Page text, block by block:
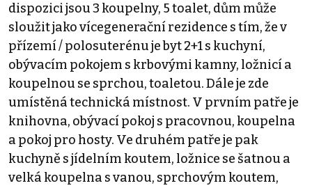
dispozici jsou 3 koupelny, 5 toalet, dům může
sloužit jako vícegenerační rezidence s tím, že v
přízemí / polosuterénu je byt 2+1 s kuchyní,
obývacím pokojem s krbovými kamny, ložnicí a
koupelnou se sprchou, toaletou. Dále je zde
umístěná technická místnost. V prvním patře je
knihovna, obývací pokoj s pracovnou, koupelna
a pokoj pro hosty. Ve druhém patře je pak
kuchyně s jídelním koutem, ložnice se šatnou a
velká koupelna s vanou, sprchovým koutem,